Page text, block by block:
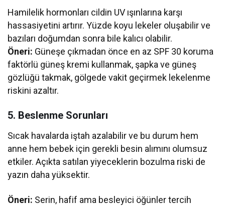
Hamilelik hormonları cildin UV ışınlarına karşı
hassasiyetini artırır. Yüzde koyu lekeler oluşabilir ve
bazıları doğumdan sonra bile kalıcı olabilir.
Öneri: Güneşe çıkmadan önce en az SPF 30 koruma
faktörlü güneş kremi kullanmak, şapka ve güneş
gözlüğü takmak, gölgede vakit geçirmek lekelenme
riskini azaltır.
5. Beslenme Sorunları
Sıcak havalarda iştah azalabilir ve bu durum hem
anne hem bebek için gerekli besin alımını olumsuz
etkiler. Açıkta satılan yiyeceklerin bozulma riski de
yazın daha yüksektir.
Öneri: Serin, hafif ama besleyici öğünler tercih